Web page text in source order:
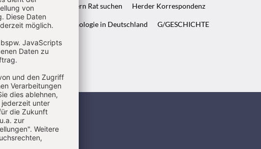
& Wenn Eltern Rat suchen Herder Korrespondenz
ANTIKE WELT & Archäologie in Deutschland G/GESCHICHTE
online kündigen